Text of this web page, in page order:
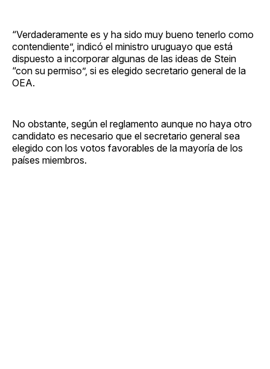
“Verdaderamente es y ha sido muy bueno tenerlo como
contendiente”, indicó el ministro uruguayo que está
dispuesto a incorporar algunas de las ideas de Stein
“con su permiso”, si es elegido secretario general de la
OEA.
No obstante, según el reglamento aunque no haya otro
candidato es necesario que el secretario general sea
elegido con los votos favorables de la mayoría de los
países miembros.